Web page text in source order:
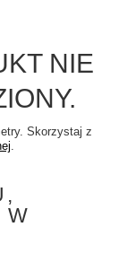
NIE
Skorzystaj z
.
W